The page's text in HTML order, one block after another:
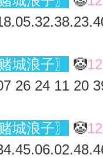
城浪子〗 🤡
26 24 11 20
城浪子〗 🤡